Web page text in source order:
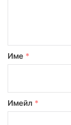
Име *
Имейл *